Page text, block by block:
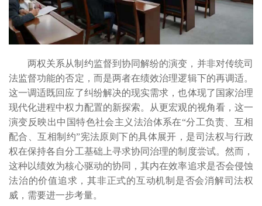
两权关系从制约监督到协同解纷的演变，并非对传统司
法监督功能的否定，而是两者在绩效治理逻辑下的再调适。
这一调适既回应了纠纷解决的现实需求，也体现了国家治理
现代化进程中权力配置的新探索。从更宏观的视角看，这一
演变反映出中国特色社会主义法治体系在“分工负责、互相
配合、互相制约”宪法原则下的具体展开，是司法权与行政
权在保持各自分工基础上寻求协同治理的制度尝试。然而，
这种以绩效为核心驱动的协同，其内在效率追求是否会侵蚀
法治的价值追求，其非正式的互动机制是否会消解司法权
威，需要进一步考量。